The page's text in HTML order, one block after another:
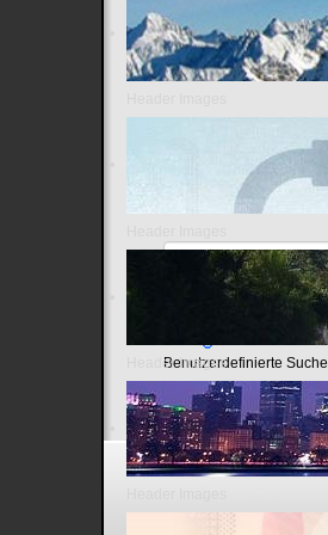
Header Images
Benutzerdefinierte Suche